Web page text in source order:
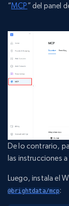
“MCP” del panel
De lo contrario,
las instrucciones
Luego, instala el
@brightdata/mcp: